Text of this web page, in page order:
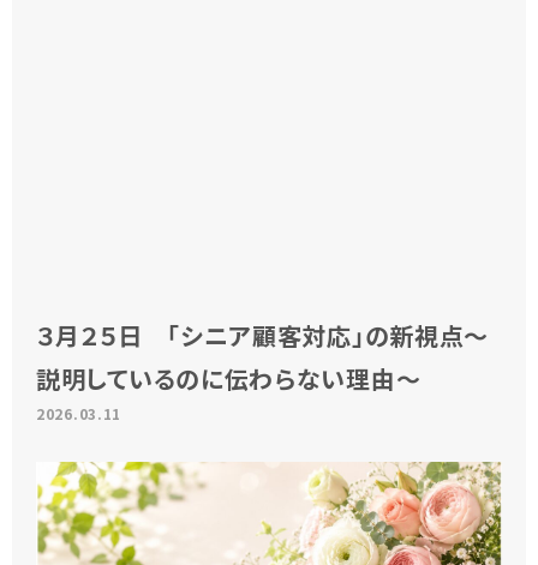
３月２５日 「シニア顧客対応」の新視点～
説明しているのに伝わらない理由～
2026.03.11